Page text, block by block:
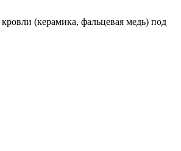
(керамика, фальцевая медь) под